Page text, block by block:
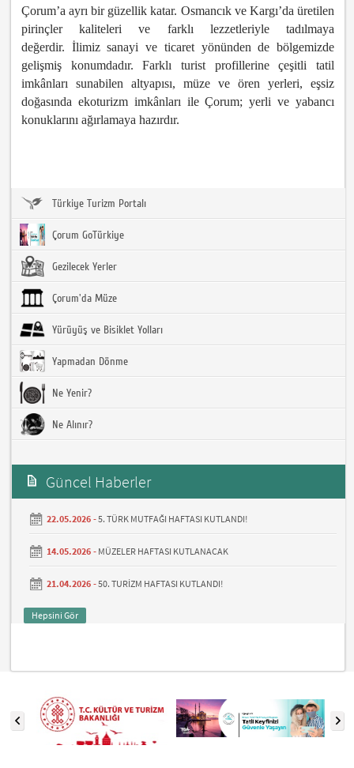
Çorum’a ayrı bir güzellik katar. Osmancık ve Kargı’da üretilen
pirinçler kaliteleri ve farklı lezzetleriyle tadılmaya
değerdir. İlimiz sanayi ve ticaret yönünden de bölgemizde
gelişmiş konumdadır. Farklı turist profillerine çeşitli tatil
imkânları sunabilen altyapısı, müze ve ören yerleri, eşsiz
doğasında ekoturizm imkânları ile Çorum; yerli ve yabancı
konuklarını ağırlamaya hazırdır.
Türkiye Turizm Portalı
Çorum GoTürkiye
Gezilecek Yerler
Çorum'da Müze
Yürüyüş ve Bisiklet Yolları
Yapmadan Dönme
Ne Yenir?
Ne Alınır?
Güncel Haberler
22.05.2026 -5. TÜRK MUTFAĞI HAFTASI KUTLANDI!
14.05.2026 - MÜZELER HAFTASI KUTLANACAK
21.04.2026 -50. TURİZM HAFTASI KUTLANDI!
Hepsini Gör